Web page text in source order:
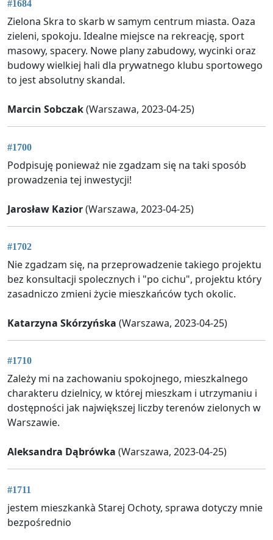
#1684
Zielona Skra to skarb w samym centrum miasta. Oaza
zieleni, spokoju. Idealne miejsce na rekreację, sport
masowy, spacery. Nowe plany zabudowy, wycinki oraz
budowy wielkiej hali dla prywatnego klubu sportowego
to jest absolutny skandal.
Marcin Sobczak(Warszawa, 2023-04-25)
#1700
Podpisuję ponieważ nie zgadzam się na taki sposób
prowadzenia tej inwestycji!
Jarosław Kazior(Warszawa, 2023-04-25)
#1702
Nie zgadzam się, na przeprowadzenie takiego projektu
bez konsultacji spolecznych i "po cichu", projektu który
zasadniczo zmieni życie mieszkańców tych okolic.
Katarzyna Skórzyńska (Warszawa, 2023-04-25)
#1710
Zależy mi na zachowaniu spokojnego, mieszkalnego
charakteru dzielnicy, w której mieszkam i utrzymaniu i
dostępności jak największej liczby terenów zielonych w
Warszawie.
Aleksandra Dąbrówka (Warszawa, 2023-04-25)
#1711
jestem mieszkankà Starej Ochoty, sprawa dotyczy mnie
bezpośrednio